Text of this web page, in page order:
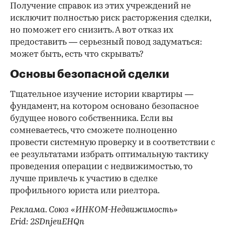
Получение справок из этих учреждений не
исключит полностью риск расторжения сделки,
но поможет его снизить. А вот отказ их
предоставить — серьезный повод задуматься:
может быть, есть что скрывать?
Основы безопасной сделки
Тщательное изучение истории квартиры —
фундамент, на котором основано безопасное
будущее нового собственника. Если вы
сомневаетесь, что сможете полноценно
провести системную проверку и в соответствии с
ее результатами избрать оптимальную тактику
проведения операции с недвижимостью, то
лучше привлечь к участию в сделке
профильного юриста или риелтора.
Реклама. Союз «ИНКОМ-Недвижимость»
Erid: 2SDnjeuEHQn